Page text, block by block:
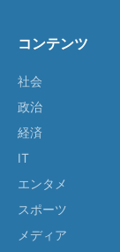
コンテンツ
社会
政治
経済
IT
エンタメ
スポーツ
メディア